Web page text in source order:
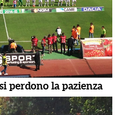
perdono la pazienza